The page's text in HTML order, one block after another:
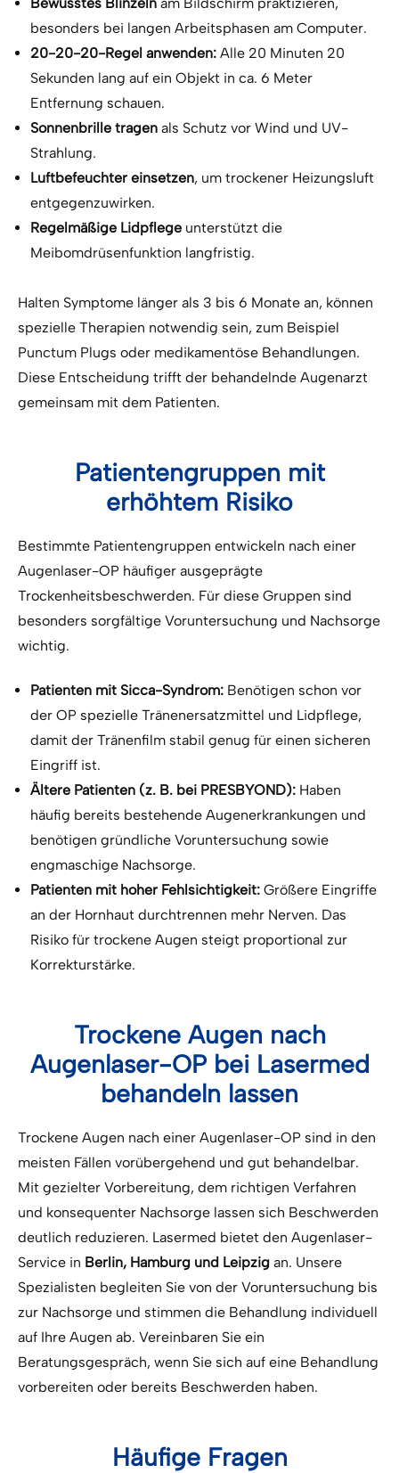
besonders bei langen Arbeitsphasen am Computer.
20-20-20-Regel anwenden: Alle 20 Minuten 20
Sekunden lang auf ein Objekt in ca. 6 Meter
Entfernung schauen.
Sonnenbrille tragen als Schutz vor Wind und UV-
Strahlung.
Luftbefeuchter einsetzen, um trockener Heizungsluft
entgegenzuwirken.
Regelmäßige Lidpflege unterstützt die
Meibomdrüsenfunktion langfristig.
Halten Symptome länger als 3 bis 6 Monate an, können
spezielle Therapien notwendig sein, zum Beispiel
Punctum Plugs oder medikamentöse Behandlungen.
Diese Entscheidung trifft der behandelnde Augenarzt
gemeinsam mit dem Patienten.
Patientengruppen mit
erhöhtem Risiko
Bestimmte Patientengruppen entwickeln nach einer
Augenlaser-OP häufiger ausgeprägte
Trockenheitsbeschwerden. Für diese Gruppen sind
besonders sorgfältige Voruntersuchung und Nachsorge
wichtig.
Patienten mit Sicca-Syndrom: Benötigen schon vor
der OP spezielle Tränenersatzmittel und Lidpflege,
damit der Tränenfilm stabil genug für einen sicheren
Eingriff ist.
Ältere Patienten (z. B. bei PRESBYOND): Haben
häufig bereits bestehende Augenerkrankungen und
benötigen gründliche Voruntersuchung sowie
engmaschige Nachsorge.
Patienten mit hoher Fehlsichtigkeit: Größere Eingriffe
an der Hornhaut durchtrennen mehr Nerven. Das
Risiko für trockene Augen steigt proportional zur
Korrekturstärke.
Trockene Augen nach
Augenlaser-OP bei Lasermed
behandeln lassen
Trockene Augen nach einer Augenlaser-OP sind in den
meisten Fällen vorübergehend und gut behandelbar.
Mit gezielter Vorbereitung, dem richtigen Verfahren
und konsequenter Nachsorge lassen sich Beschwerden
deutlich reduzieren. Lasermed bietet den Augenlaser-
Service in Berlin, Hamburg und Leipzig an. Unsere
Spezialisten begleiten Sie von der Voruntersuchung bis
zur Nachsorge und stimmen die Behandlung individuell
auf Ihre Augen ab. Vereinbaren Sie ein
Beratungsgespräch, wenn Sie sich auf eine Behandlung
vorbereiten oder bereits Beschwerden haben.
Häufige Fragen